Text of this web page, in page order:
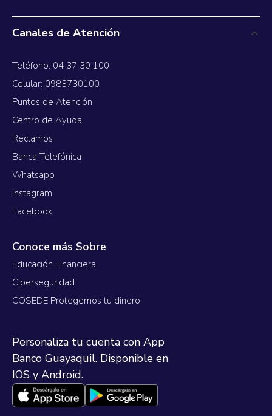
Canales de Atención
Teléfono: 04 37 30 100
Celular: 0983730100
Puntos de Atención
Centro de Ayuda
Reclamos
Banca Telefónica
Whatsapp
Instagram
Facebook
Conoce más Sobre
Educación Financiera
Ciberseguridad
COSEDE Protegemos tu dinero
Personaliza tu cuenta con App
Banco Guayaquil. Disponible en
IOS y Android.